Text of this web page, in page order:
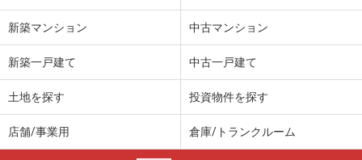
新築マンション 中古マンション
新築一戸建て 中古一戸建て
土地を探す 投資物件を探す
店舗/事業用 倉庫/トランクルーム